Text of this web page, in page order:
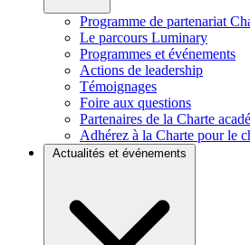
Programme de partenariat
Le parcours Luminary
Programmes et événements
Actions de leadership
Témoignages
Foire aux questions
Partenaires de la Charte
Adhérez à la Charte pour le
Actualités et événements